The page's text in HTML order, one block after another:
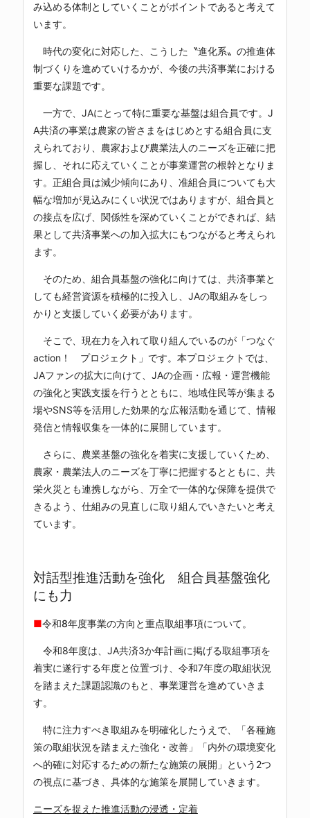
み込める体制としていくことがポイントであると考えて
います。
時代の変化に対応した、こうした〝進化系〟の推進体
制づくりを進めていけるかが、今後の共済事業における
重要な課題です。
一方で、JAにとって特に重要な基盤は組合員です。J
A共済の事業は農家の皆さまをはじめとする組合員に支
えられており、農家および農業法人のニーズを正確に把
握し、それに応えていくことが事業運営の根幹となりま
す。正組合員は減少傾向にあり、准組合員についても大
幅な増加が見込みにくい状況ではありますが、組合員と
の接点を広げ、関係性を深めていくことができれば、結
果として共済事業への加入拡大にもつながると考えられ
ます。
そのため、組合員基盤の強化に向けては、共済事業と
しても経営資源を積極的に投入し、JAの取組みをしっ
かりと支援していく必要があります。
そこで、現在力を入れて取り組んでいるのが「つなぐ
action！ プロジェクト」です。本プロジェクトでは、
JAファンの拡大に向けて、JAの企画・広報・運営機能
の強化と実践支援を行うとともに、地域住民等が集まる
場やSNS等を活用した効果的な広報活動を通じて、情報
発信と情報収集を一体的に展開しています。
さらに、農業基盤の強化を着実に支援していくため、
農家・農業法人のニーズを丁寧に把握するとともに、共
栄火災とも連携しながら、万全で一体的な保障を提供で
きるよう、仕組みの見直しに取り組んでいきたいと考え
ています。
対話型推進活動を強化 組合員基盤強化
にも力
■令和8年度事業の方向と重点取組事項について。
令和8年度は、JA共済3か年計画に掲げる取組事項を
着実に遂行する年度と位置づけ、令和7年度の取組状況
を踏まえた課題認識のもと、事業運営を進めていきま
す。
特に注力すべき取組みを明確化したうえで、「各種施
策の取組状況を踏まえた強化・改善」「内外の環境変化
へ的確に対応するための新たな施策の展開」という2つ
の視点に基づき、具体的な施策を展開していきます。
ニーズを捉えた推進活動の浸透・定着